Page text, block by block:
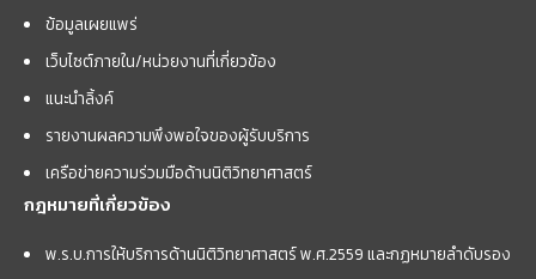
ข้อมูลเผยแพร่
เว็บไซต์ภายใน/หน่วยงานที่เกี่ยวข้อง
แนะนำลิ้งค์
รายงานผลความพึงพอใจของผู้รับบริการ
เครือข่ายความร่วมมือด้านนิติวิทยาศาสตร์
กฎหมายที่เกี่ยวข้อง
พ.ร.บ.การให้บริการด้านนิติวิทยาศาสตร์ พ.ศ.2559 และกฏหมายลำดับรอง